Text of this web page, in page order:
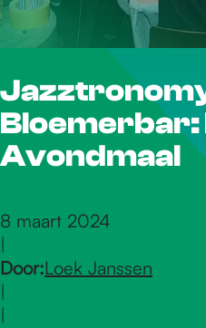
Bloemerbar:
Avondmaal
8 maart 2024
|
Door:Loek Janssen
|
|